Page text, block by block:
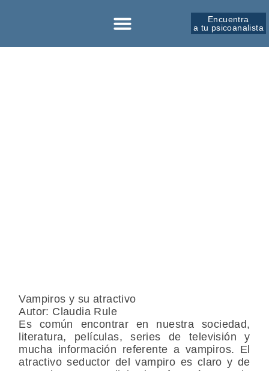
Encuentra
a tu psicoanalista
Vampiros y su atractivo
Autor: Claudia Rule
Es común encontrar en nuestra sociedad,
literatura, películas, series de televisión y
mucha información referente a vampiros. El
atractivo seductor del vampiro es claro y de